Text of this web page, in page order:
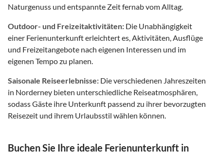
Naturgenuss und entspannte Zeit fernab vom Alltag.
Outdoor- und Freizeitaktivitäten: Die Unabhängigkeit
einer Ferienunterkunft erleichtert es, Aktivitäten, Ausflüge
und Freizeitangebote nach eigenen Interessen und im
eigenen Tempo zu planen.
Saisonale Reiseerlebnisse: Die verschiedenen Jahreszeiten
in Norderney bieten unterschiedliche Reiseatmosphären,
sodass Gäste ihre Unterkunft passend zu ihrer bevorzugten
Reisezeit und ihrem Urlaubsstil wählen können.
Buchen Sie Ihre ideale Ferienunterkunft in